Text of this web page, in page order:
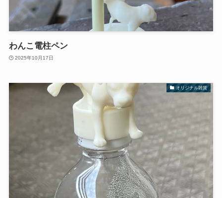
わんこ電柱ペン
2025年10月17日
オリジナル雑貨